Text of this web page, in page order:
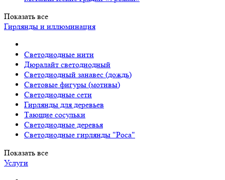
Показать все
Гирлянды и иллюминация
Светодиодные нити
Дюралайт светодиодный
Светодиодный занавес (дождь)
Световые фигуры (мотивы)
Светодиодные сети
Гирлянды для деревьев
Тающие сосульки
Светодиодные деревья
Светодиодные гирлянды "Роса"
Показать все
Услуги